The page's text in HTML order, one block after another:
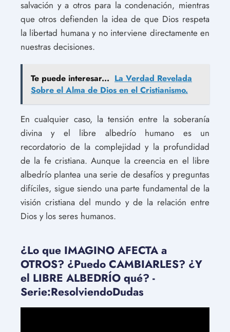
salvación y a otros para la condenación, mientras
que otros defienden la idea de que Dios respeta
la libertad humana y no interviene directamente en
nuestras decisiones.
Te puede interesar... La Verdad Revelada
Sobre el Alma de Dios en el Cristianismo.
En cualquier caso, la tensión entre la soberanía
divina y el libre albedrío humano es un
recordatorio de la complejidad y la profundidad
de la fe cristiana. Aunque la creencia en el libre
albedrío plantea una serie de desafíos y preguntas
difíciles, sigue siendo una parte fundamental de la
visión cristiana del mundo y de la relación entre
Dios y los seres humanos.
¿Lo que IMAGINO AFECTA a
OTROS? ¿Puedo CAMBIARLES? ¿Y
el LIBRE ALBEDRÍO qué? -
Serie:ResolviendoDudas